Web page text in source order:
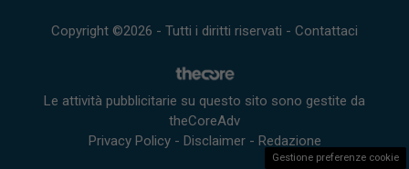
Copyright ©2026 - Tutti i diritti riservati - Contattaci
Le attività pubblicitarie su questo sito sono gestite da
theCoreAdv
Privacy Policy- Disclaimer- Redazione
Gestione preferenze cookie